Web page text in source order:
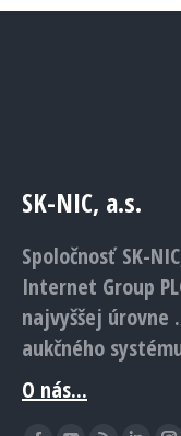
SK-NIC, a.s.
Spoločnosť SK-
Internet Group
najvyššej úrovne
aukčného
O nás...